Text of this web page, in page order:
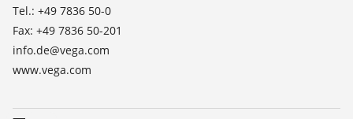
Blog
Tel.: +49 7836 50-0
Fax: +49 7836 50-201
info.de@vega.com
www.vega.com